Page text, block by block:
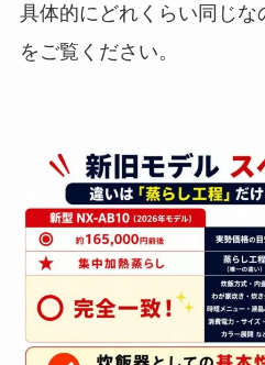
具体的にどれくらい同じな
をご覧ください。